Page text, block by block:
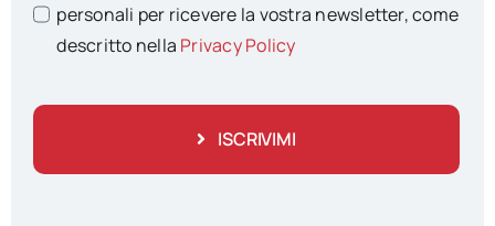
personali per ricevere la vostra newsletter, come
descritto nella Privacy Policy
ISCRIVIMI